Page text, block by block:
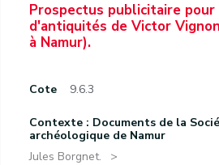
Prospectus publicitaire
d'antiquités de Victor
à Namur).
Cote 9.6.3
Contexte : Documents de la
archéologique de Namur
Jules Borgnet.